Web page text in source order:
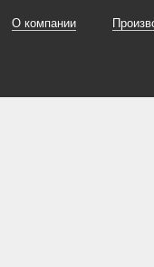
О компании